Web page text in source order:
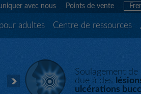
avec nous Points de vente
adultes Centre de ressources
Soulagement
due à des
ulcérations